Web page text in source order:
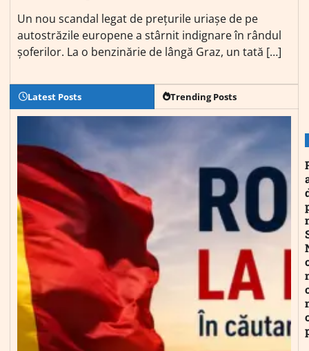
Un nou scandal legat de prețurile uriașe de pe
autostrăzile europene a stârnit indignare în rândul
șoferilor. La o benzinărie de lângă Graz, un tată […]
Latest Posts Trending Posts